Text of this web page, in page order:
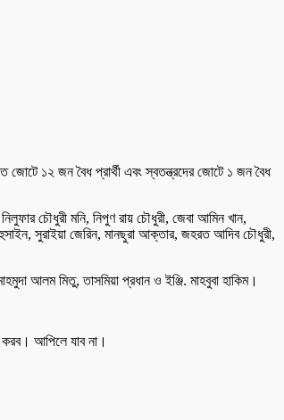
জোটে ১২ জন বৈধ প্রার্থী এবং স্বতন্ত্রদের জোটে ১ জন বৈধ
নিলুফার চৌধুরী মনি, নিপুণ রায় চৌধুরী, জেবা আমিন খান,
হুসাইন, সুরাইয়া জেরিন, মানছুরা আক্তার, জহরত আদিব চৌধুরী,
আলম মিতু, তাসমিয়া প্রধান ও ইঞ্জি. মাহবুবা হাকিম।
করব। আপিলে যাব না।